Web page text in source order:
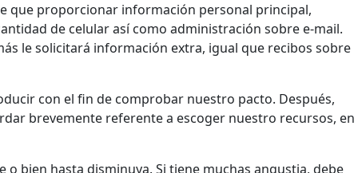
que proporcionar información personal principal,
de celular así­ como administración sobre e-mail.
le solicitará información extra, igual que recibos sobre
con el fin de comprobar nuestro pacto. Después,
brevemente referente a escoger nuestro recursos, en
bien hasta disminuya. Si tiene muchas angustia, debe